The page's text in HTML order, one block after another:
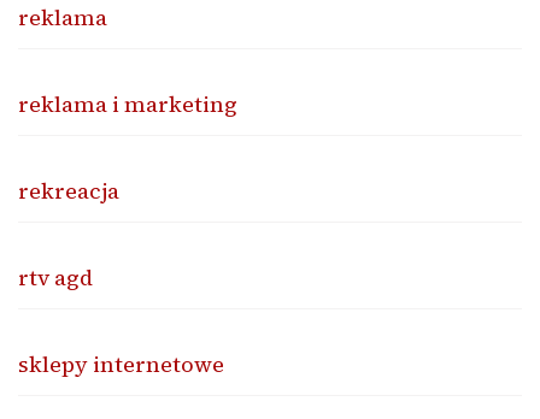
reklama
reklama i marketing
rekreacja
rtv agd
sklepy internetowe